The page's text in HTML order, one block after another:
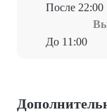
После 22:00
До 11:00